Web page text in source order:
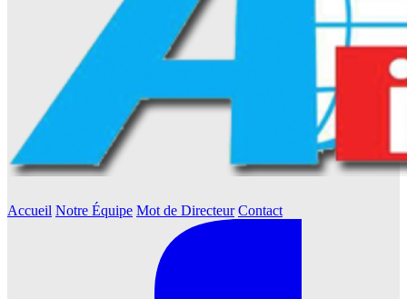
Accueil Notre Équipe Mot de Directeur Contact